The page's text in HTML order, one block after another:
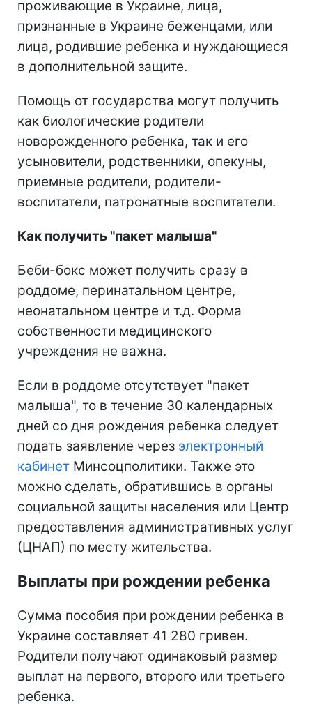
проживающие в Украине, лица,
признанные в Украине беженцами, или
лица, родившие ребенка и нуждающиеся
в дополнительной защите.
Помощь от государства могут получить
как биологические родители
новорожденного ребенка, так и его
усыновители, родственники, опекуны,
приемные родители, родители-
воспитатели, патронатные воспитатели.
Как получить "пакет малыша"
Беби-бокс может получить сразу в
роддоме, перинатальном центре,
неонатальном центре и т.д. Форма
собственности медицинского
учреждения не важна.
Если в роддоме отсутствует "пакет
малыша", то в течение 30 календарных
дней со дня рождения ребенка следует
подать заявление через электронный
кабинет Минсоцполитики. Также это
можно сделать, обратившись в органы
социальной защиты населения или Центр
предоставления административных услуг
(ЦНАП) по месту жительства.
Выплаты при рождении ребенка
Сумма пособия при рождении ребенка в
Украине составляет 41 280 гривен.
Родители получают одинаковый размер
выплат на первого, второго или третьего
ребенка.